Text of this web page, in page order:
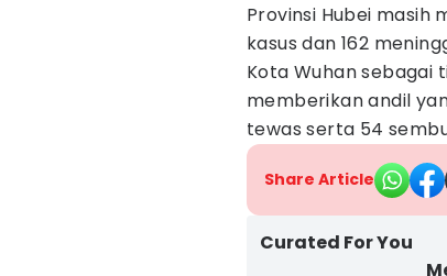
Provinsi Hubei masih
kasus dan 162
Kota Wuhan sebagai
memberikan andil
tewas serta 54
Share Article
Curated For You